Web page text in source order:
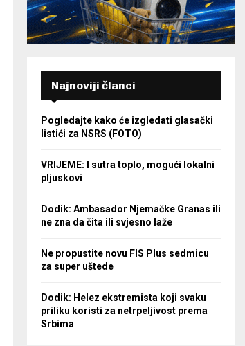
Najnoviji članci
Pogledajte kako će izgledati glasački
listići za NSRS (FOTO)
VRIJEME: I sutra toplo, mogući lokalni
pljuskovi
Dodik: Ambasador Njemačke Granas ili
ne zna da čita ili svjesno laže
Ne propustite novu FIS Plus sedmicu
za super uštede
Dodik: Helez ekstremista koji svaku
priliku koristi za netrpeljivost prema
Srbima